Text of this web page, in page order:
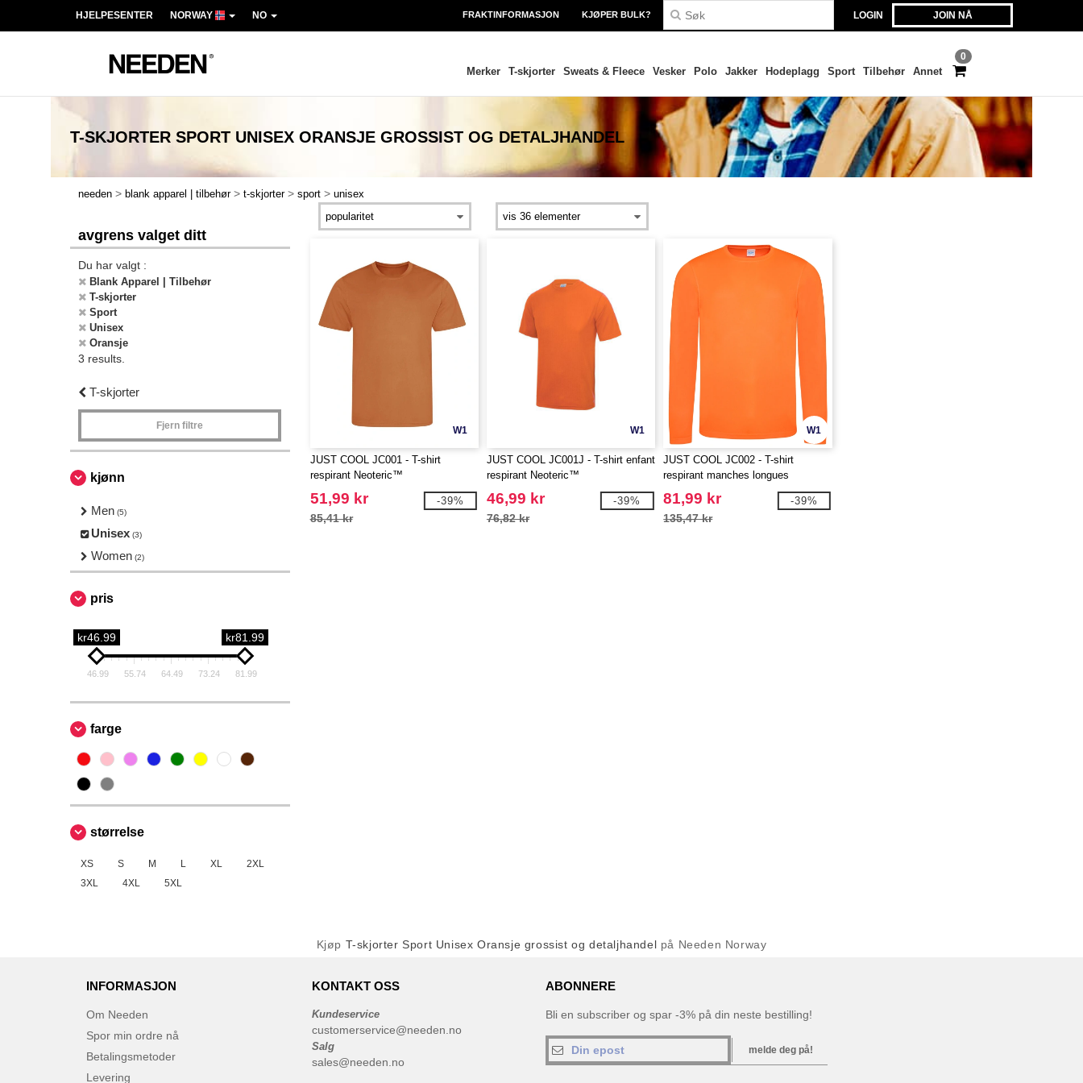
LOGIN JOIN NÅ
HJELPESENTER NORWAY NO FRAKTINFORMASJON KJØPER BULK?
0
Merker T-skjorter Sweats & Fleece Vesker Polo Jakker Hodeplagg Sport Tilbehør Annet
T-SKJORTER SPORT UNISEX ORANSJE GROSSIST OG DETALJHANDEL
needen > blank apparel | tilbehør > t-skjorter > sport > unisex
avgrens valget ditt
Du har valgt :
Blank Apparel | Tilbehør
T-skjorter
Sport
Unisex
Oransje
3 results.
T-skjorter
Fjern filtre
kjønn
Men (5)
Unisex (3)
Women (2)
pris
kr46.99 kr81.99
46.99 55.74 64.49 73.24 81.99
farge
størrelse
XS S M L XL
2XL
3XL
4XL 5XL
W1
JUST COOL JC001 - T-shirt
respirant Neoteric™
51,99 kr
85,41 kr
-39%
W1
JUST COOL JC001J - T-shirt enfant
respirant Neoteric™
46,99 kr
76,82 kr
-39%
W1
JUST COOL JC002 - T-shirt
respirant manches longues
Neoteric™
81,99 kr
135,47 kr
-39%
Kjøp T-skjorter Sport Unisex Oransje grossist og detaljhandel på Needen Norway
INFORMASJON
Om Needen
Spor min ordre nå
Betalingsmetoder
Levering
KONTAKT OSS
Kundeservice
customerservice@needen.no
Salg
sales@needen.no
ABONNERE
Bli en subscriber og spar -3% på din neste bestilling!
melde deg på!